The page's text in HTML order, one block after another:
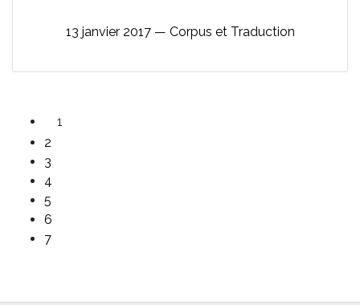
13 janvier 2017 — Corpus et Traduction
1
2
3
4
5
6
7